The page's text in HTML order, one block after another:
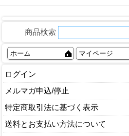
商品検索
ホーム マイページ
ログイン
メルマガ申込/停止
特定商取引法に基づく表示
送料とお支払い方法について